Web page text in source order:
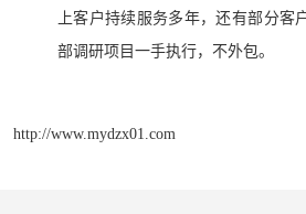
上客户持续服务多年，还有部分客
部调研项目一手执行，不外包。
http://www.mydzx01.com